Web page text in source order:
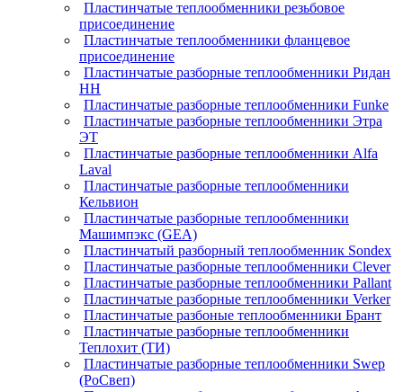
Пластинчатые теплообменники резьбовое
присоединение
Пластинчатые теплообменники фланцевое
присоединение
Пластинчатые разборные теплообменники Ридан
НН
Пластинчатые разборные теплообменники Funke
Пластинчатые разборные теплообменники Этра
ЭТ
Пластинчатые разборные теплообменники Alfa
Laval
Пластинчатые разборные теплообменники
Кельвион
Пластинчатые разборные теплообменники
Машимпэкс (GEA)
Пластинчатый разборный теплообменник Sondex
Пластинчатые разборные теплообменники Clever
Пластинчатые разборные теплообменники Pallant
Пластинчатые разборные теплообменники Verker
Пластинчатые разбоные теплообменники Брант
Пластинчатые разборные теплообменники
Теплохит (ТИ)
Пластинчатые разборные теплообменники Swep
(РоСвеп)